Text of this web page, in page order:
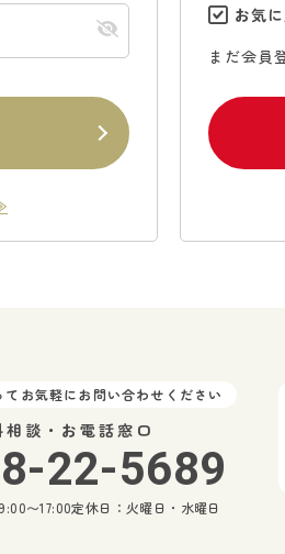
お気
まだ会員
お気軽にお問い合わせください
相談・お電話窓口
22-5689
〜17:00定休日：火曜日・水曜日